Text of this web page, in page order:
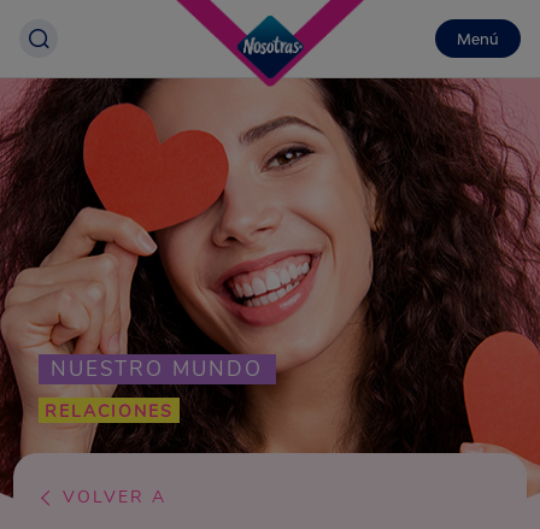
Menú
NUESTRO MUNDO
RELACIONES
VOLVER A